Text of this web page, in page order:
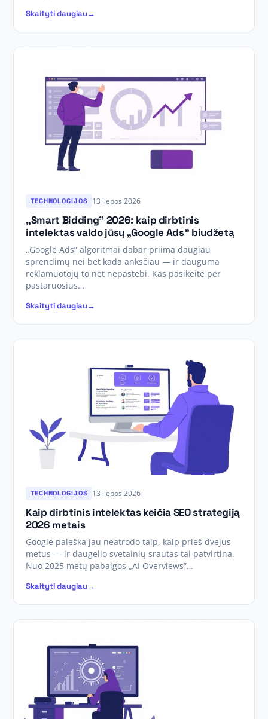
Skaityti daugiau
TECHNOLOGIJOS 13 liepos 2026
„Smart Bidding” 2026: kaip dirbtinis
intelektas valdo jūsų „Google Ads” biudžetą
„Google Ads” algoritmai dabar priima daugiau
sprendimų nei bet kada anksčiau — ir dauguma
reklamuotojų to net nepastebi. Kas pasikeitė per
pastaruosius…
Skaityti daugiau
TECHNOLOGIJOS 13 liepos 2026
Kaip dirbtinis intelektas keičia SEO strategiją
2026 metais
Google paieška jau neatrodo taip, kaip prieš dvejus
metus — ir daugelio svetainių srautas tai patvirtina.
Nuo 2025 metų pabaigos „AI Overviews”…
Skaityti daugiau